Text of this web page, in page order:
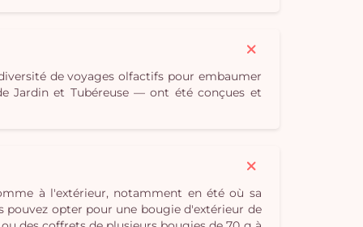
de voyages olfactifs pour embaumer
Jardin et Tubéreuse — ont été conçues et
à l'extérieur, notamment en été où sa
opter pour une bougie d'extérieur de